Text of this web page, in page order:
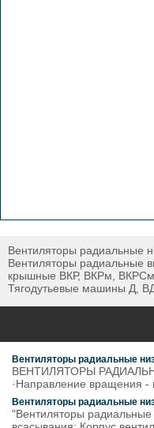
Вентиляторы радиальные
Вентиляторы радиальные
крышные ВКР, ВКРм,
Тягодутьевые машины Д,
Вентиляторы радиальные
ВЕНТИЛЯТОРЫ
·Направление вращения -
Вентиляторы радиальные
"Вентиляторы